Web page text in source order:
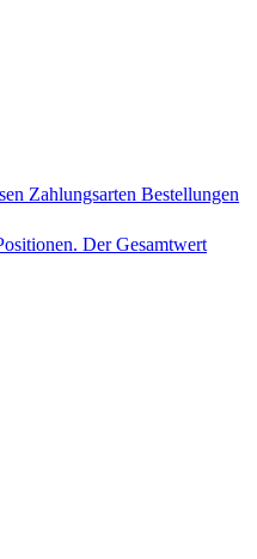
Zahlungsarten Bestellungen
Der Gesamtwert